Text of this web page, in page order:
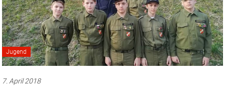
Jugend
7. April 2018